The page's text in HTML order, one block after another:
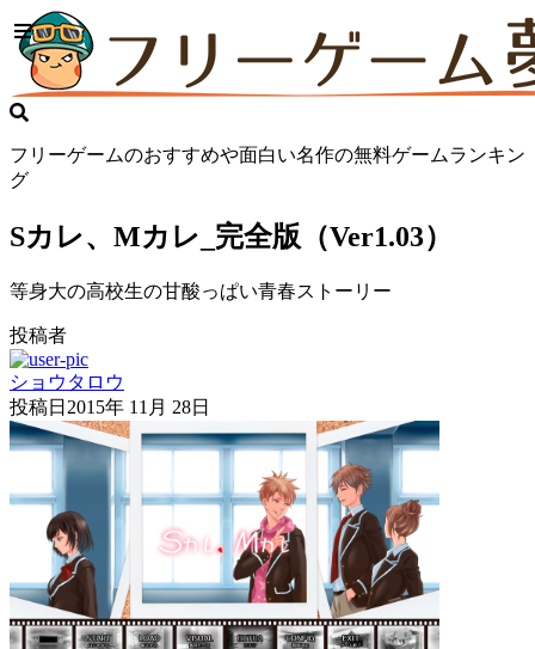
フリーゲームのおすすめや面白い名作の無料ゲームランキン
グ
Sカレ、Mカレ_完全版（Ver1.03）
等身大の高校生の甘酸っぱい青春ストーリー
投稿者
ショウタロウ
投稿日 2015年 11月 28日